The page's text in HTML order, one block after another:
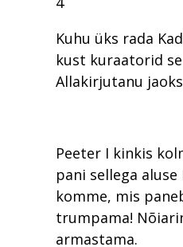
Kuhu üks rada
kust kuraatorid
Allakirjutanu
Peeter I kinkis
pani sellega
komme, mis
trumpama!
armastama.